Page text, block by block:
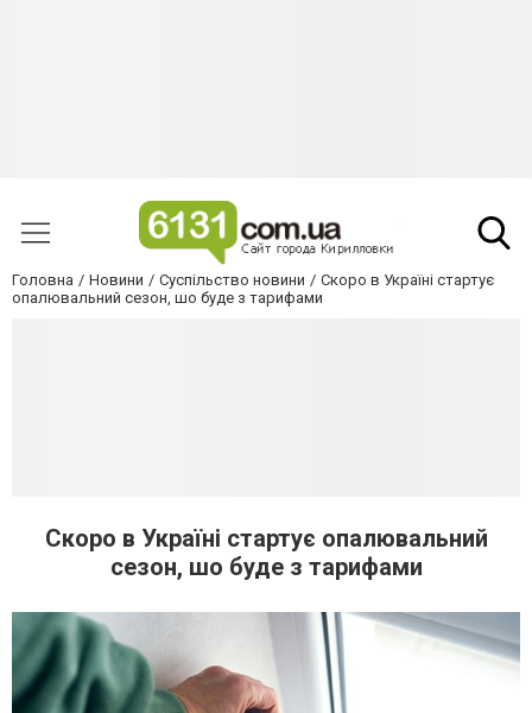
Головна Новини Суспільство новини
Скоро в Україні стартує
опалювальний сезон, шо буде з тарифами
Скоро в Україні стартує опалювальний
сезон, шо буде з тарифами